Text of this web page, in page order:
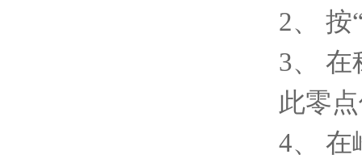
2、 按
3、
此零
4、